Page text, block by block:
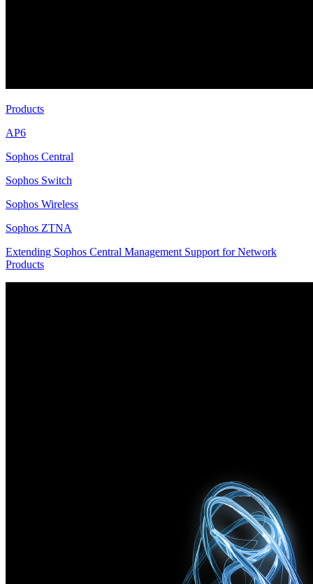
Products
AP6
Sophos Central
Sophos Switch
Sophos Wireless
Sophos ZTNA
Extending Sophos Central Management Support for Network
Products